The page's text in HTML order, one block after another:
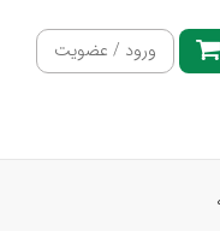
ورود / عضویت